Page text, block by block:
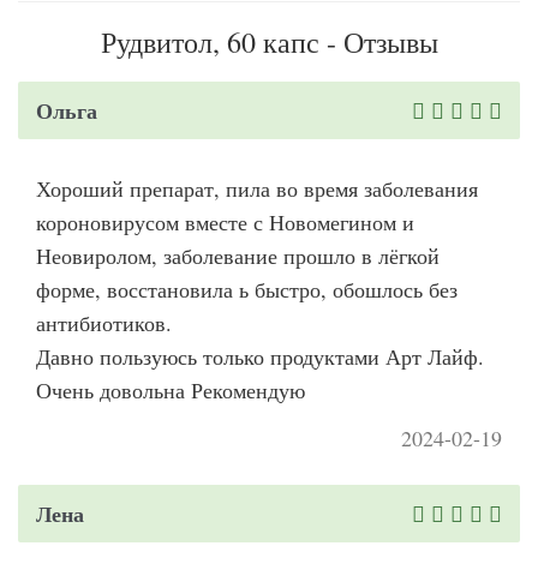
Рудвитол, 60 капс - Отзывы
Ольга
Хороший препарат, пила во время заболевания
короновирусом вместе с Новомегином и
Неовиролом, заболевание прошло в лёгкой
форме, восстановила ь быстро, обошлось без
антибиотиков.
Давно пользуюсь только продуктами Арт Лайф.
Очень довольна Рекомендую
2024-02-19
Лена